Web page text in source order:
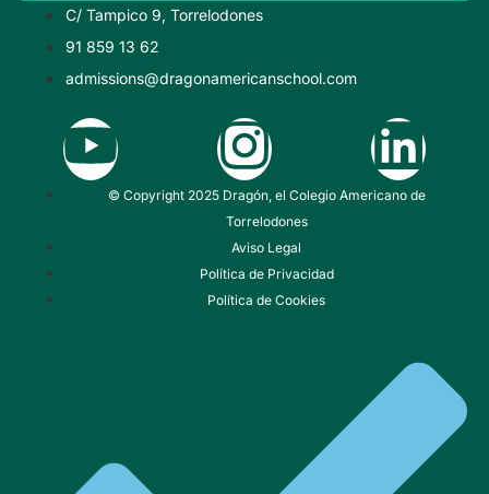
Doble titulación
Reconocimientos y premios
IA en la educación
Café con la directora
C/ Tampico 9, Torrelodones
91 859 13 62
admissions@dragonamericanschool.com
© Copyright 2025 Dragón, el Colegio Americano de
Torrelodones
Aviso Legal
Política de Privacidad
Política de Cookies